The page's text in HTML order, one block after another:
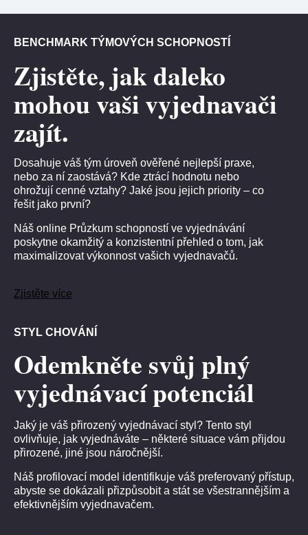
BENCHMARK TÝMOVÝCH SCHOPNOSTÍ
Zjistěte, jak daleko
mohou vaši vyjednavači
zajít.
Dosahuje váš tým úroveň ověřené nejlepší praxe,
nebo za ní zaostává? Kde ztrácí hodnotu nebo
ohrožují cenné vztahy? Jaké jsou jejich priority – co
řešit jako první?
Náš online Průzkum schopností ve vyjednávání
poskytne okamžitý a konzistentní přehled o tom, jak
maximalizovat výkonnost vašich vyjednavačů.
Zjistěte více
STYL CHOVÁNÍ
Odemkněte svůj plný
vyjednávací potenciál
Jaký je váš přirozený vyjednávací styl? Tento styl
ovlivňuje, jak vyjednáváte – některé situace vám přijdou
přirozené, jiné jsou náročnější.
Náš profilovací model identifikuje váš preferovaný přístup,
abyste se dokázali přizpůsobit a stát se všestrannějším a
efektivnějším vyjednavačem.